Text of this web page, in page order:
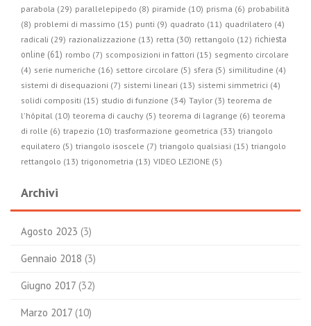
parabola (29) parallelepipedo (8) piramide (10) prisma (6) probabilità
(8) problemi di massimo (15) punti (9) quadrato (11) quadrilatero (4)
radicali (29) razionalizzazione (13) retta (30) rettangolo (12) richiesta
online (61) rombo (7) scomposizioni in fattori (15) segmento circolare
(4) serie numeriche (16) settore circolare (5) sfera (5) similitudine (4)
sistemi di disequazioni (7) sistemi lineari (13) sistemi simmetrici (4)
solidi compositi (15) studio di funzione (34) Taylor (3) teorema de
l'hôpital (10) teorema di cauchy (5) teorema di lagrange (6) teorema
di rolle (6) trapezio (10) trasformazione geometrica (33) triangolo
equilatero (5) triangolo isoscele (7) triangolo qualsiasi (15) triangolo
rettangolo (13) trigonometria (13) VIDEO LEZIONE (5)
Archivi
Agosto 2023 (3)
Gennaio 2018 (3)
Giugno 2017 (32)
Marzo 2017 (10)